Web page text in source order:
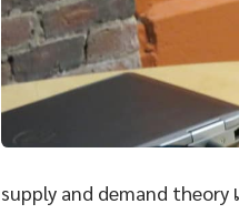
supply and demand